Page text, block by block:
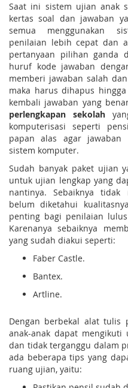
Saat ini sistem ujian anak
kertas soal dan jawaban
semua menggunakan
penilaian lebih cepat dan
pertanyaan pilihan ganda
huruf kode jawaban
memberi jawaban salah
maka harus dihapus
kembali jawaban yang
perlengkapan sekolah
komputerisasi seperti
papan alas agar jawaban
sistem komputer.
Sudah banyak paket ujian
untuk ujian lengkap yang
nantinya. Sebaiknya
belum diketahui
penting bagi penilaian
Karenanya sebaiknya
yang sudah diakui seperti:
Faber Castle.
Bantex.
Artline.
Dengan berbekal alat tulis
anak-anak dapat
dan tidak terganggu dalam
ada beberapa tips yang
ruang ujian, yaitu: